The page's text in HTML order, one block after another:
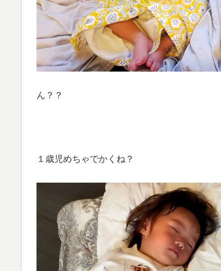
ん？？
１歳児めちゃでかくね？